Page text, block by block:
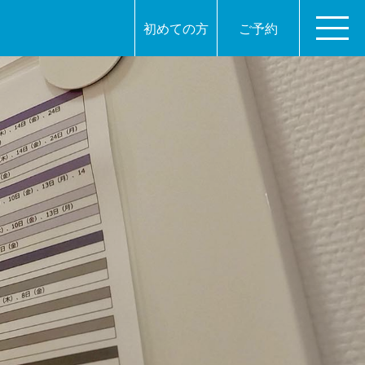
初めての方 ご予約